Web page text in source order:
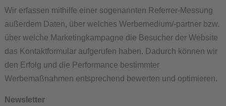
Wir erfassen mithilfe einer sogenannten Referrer-Messung
außerdem Daten, über welches Werbemedium/-partner bzw.
über welche Marketingkampagne die Besucher der Website
das Kontaktformular aufgerufen haben. Dadurch können wir
den Erfolg und die Performance bestimmter
Werbemaßnahmen entsprechend bewerten und optimieren.
Newsletter